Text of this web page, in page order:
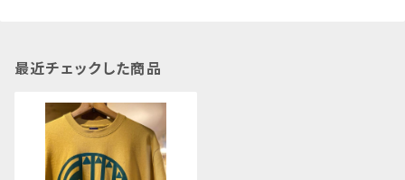
最近チェックした商品